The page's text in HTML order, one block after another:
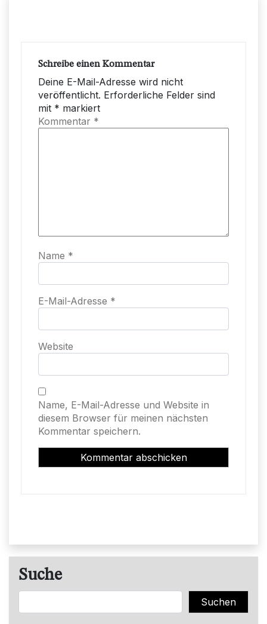
Schreibe einen Kommentar
Deine E-Mail-Adresse wird nicht
veröffentlicht. Erforderliche Felder sind
mit * markiert
Kommentar *
Name *
E-Mail-Adresse *
Website
Name, E-Mail-Adresse und Website in
diesem Browser für meinen nächsten
Kommentar speichern.
Suche
Suchen Suchen